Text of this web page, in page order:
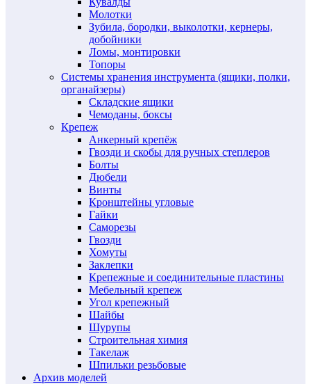
Молотки
Зубила, бородки, выколотки, кернеры,
добойники
Ломы, монтировки
Топоры
Системы хранения инструмента (ящики, полки,
органайзеры)
Складские ящики
Чемоданы, боксы
Крепеж
Анкерный крепёж
Гвозди и скобы для ручных степлеров
Болты
Дюбели
Винты
Кронштейны угловые
Гайки
Саморезы
Гвозди
Хомуты
Заклепки
Крепежные и соединительные пластины
Мебельный крепеж
Угол крепежный
Шайбы
Шурупы
Строительная химия
Такелаж
Шпильки резьбовые
Архив моделей